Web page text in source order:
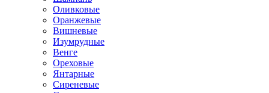
Оливковые
Оранжевые
Вишневые
Изумрудные
Венге
Ореховые
Янтарные
Сиреневые